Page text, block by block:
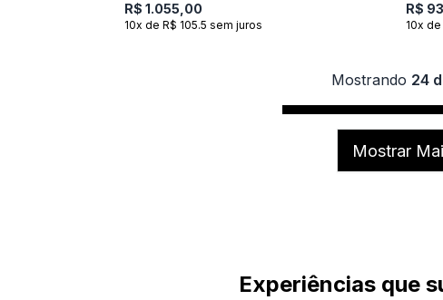
R$ 1.055,00
10x de R$ 105.5 sem juros
R$
10x
Mostrando 24
Mostrar
Experiências que